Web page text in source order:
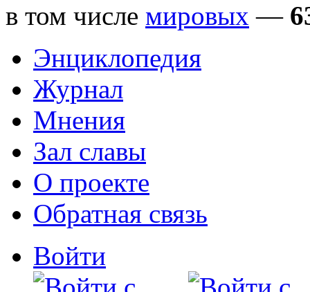
в том числе мировых —
Энциклопедия
Журнал
Мнения
Зал славы
О проекте
Обратная связь
Войти